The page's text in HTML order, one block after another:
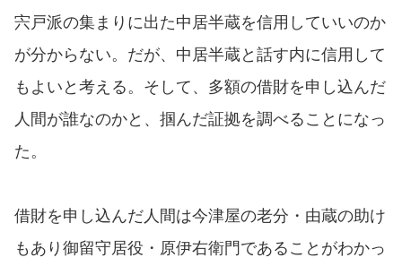
宍戸派の集まりに出た中居半蔵を信用していいのか
が分からない。だが、中居半蔵と話す内に信用して
もよいと考える。そして、多額の借財を申し込んだ
人間が誰なのかと、掴んだ証拠を調べることになっ
た。
借財を申し込んだ人間は今津屋の老分・由蔵の助け
もあり御留守居役・原伊右衛門であることがわかっ